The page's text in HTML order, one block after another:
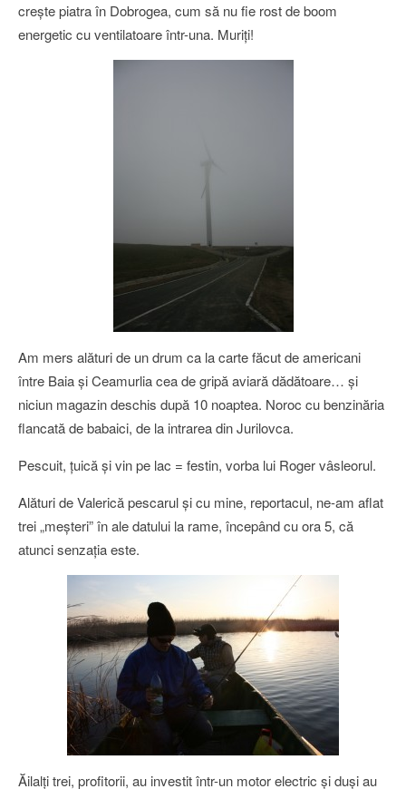
creşte piatra în Dobrogea, cum să nu fie rost de boom
energetic cu ventilatoare într-una. Muriţi!
Am mers alături de un drum ca la carte făcut de americani
între Baia şi Ceamurlia cea de gripă aviară dădătoare… şi
niciun magazin deschis după 10 noaptea. Noroc cu benzinăria
flancată de babaici, de la intrarea din Jurilovca.
Pescuit, ţuică şi vin pe lac = festin, vorba lui Roger vâsleorul.
Alături de Valerică pescarul şi cu mine, reportacul, ne-am aflat
trei „meşteri” în ale datului la rame, începând cu ora 5, că
atunci senzaţia este.
Ăilalţi trei, profitorii, au investit într-un motor electric şi duşi au